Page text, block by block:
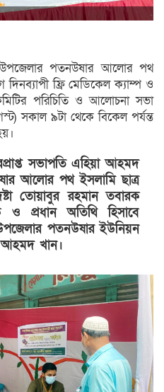
পতনউষার আলোর পথ
ফ্রি মেডিকেল ক্যাম্প ও
পরিচিতি ও আলোচনা সভা
সকাল ৯টা থেকে বিকেল পর্যন্ত
সভাপতি এহিয়া আহমদ
আলোর পথ ইসলামি ছাত্র
তোয়াবুর রহমান তবারক
ও প্রধান অতিথি হিসাবে
পতনউষার ইউনিয়ন
আহমদ খান।